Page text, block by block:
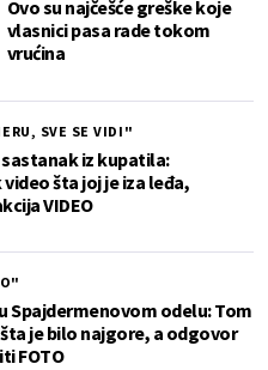
Ovo su najčešće greške koje
vlasnici pasa rade tokom
vrućina
SVE SE VIDI"
iz kupatila:
šta joj je iza leđa,
VIDEO
Spajdermenovom odelu: Tom
je bilo najgore, a odgovor
FOTO